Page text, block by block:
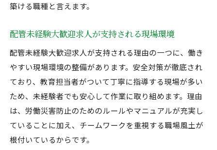
べき点
問集
転職成功へ導く配管未経験大歓迎求人の探
し方
築ける職種と言えます。
配管未経験大歓迎求人が支持される現場環境
配管未経験大歓迎求人が支持される理由の一つに、働き
やすい現場環境の整備があります。安全対策が徹底され
ており、教育担当者がついて丁寧に指導する現場が多い
ため、未経験者でも安心して作業に取り組めます。理由
は、労働災害防止のためのルールやマニュアルが充実し
ていることに加え、チームワークを重視する職場風土が
根付いているからです。